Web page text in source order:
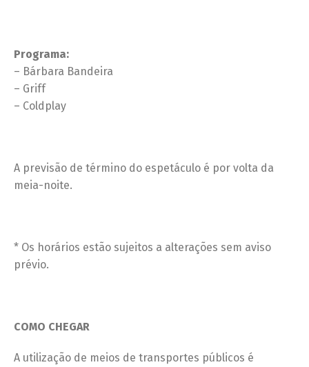
Programa:
– Bárbara Bandeira
– Griff
– Coldplay
A previsão de término do espetáculo é por volta da
meia-noite.
* Os horários estão sujeitos a alterações sem aviso
prévio.
COMO CHEGAR
A utilização de meios de transportes públicos é